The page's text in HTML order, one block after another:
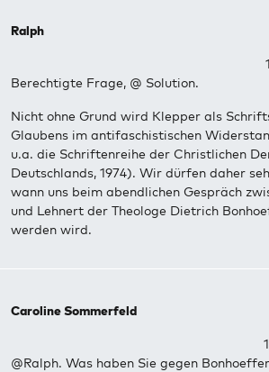
Ralph
Berechtigte Frage, @ Solution.
Nicht ohne Grund wird Klepper als
Glaubens im antifaschistischen
u.a. die Schriftenreihe der Christlichen
Deutschlands, 1974). Wir dürfen daher
wann uns beim abendlichen Gespräch
und Lehnert der Theologe Dietrich
werden wird.
Caroline Sommerfeld
@Ralph. Was haben Sie gegen